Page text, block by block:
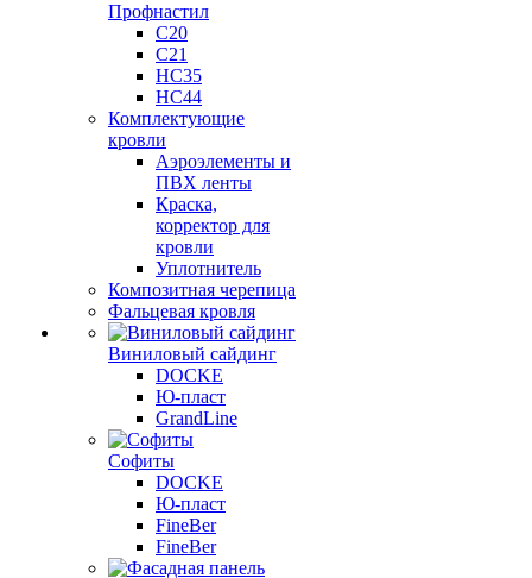
Профнастил
C20
C21
НС35
НС44
Комплектующие
кровли
Аэроэлементы и
ПВХ ленты
Краска,
корректор для
кровли
Уплотнитель
Композитная черепица
Фальцевая кровля
Виниловый сайдинг
DOCKE
Ю-пласт
GrandLine
Софиты
DOCKE
Ю-пласт
FineBer
FineBer